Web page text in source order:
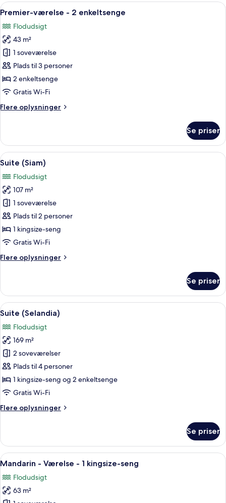
1
seng
Indlæs
alle
billeder
af
Premier-
værelse
-
2
Et rummeligt hotelværelse med en
6
Premier-værelse - 2 enkeltsenge
Flodudsigt
43 m²
1 soveværelse
Plads til 3 personer
2 enkeltsenge
Gratis Wi-Fi
Flere oplysninger
Flere
værelse
2
enkeltsenge
Se priser
Indlæs
alle
billeder
af
Suite
(Siam)
En rummelig opholdsstue med
6
Suite (Siam)
Flodudsigt
107 m²
1 soveværelse
Plads til 2 personer
1 kingsize-seng
Gratis Wi-Fi
Flere oplysninger
Flere
(Siam)
Se priser
Indlæs
alle
billeder
af
Suite
(Selandia)
En rummelig stue med et stort
11
Suite (Selandia)
Flodudsigt
169 m²
2 soveværelser
Plads til 4 personer
1 kingsize-seng og 2 enkeltsenge
Gratis Wi-Fi
Flere oplysninger
Flere
(Selandia)
Se priser
Indlæs
alle
billeder
af
Et rummeligt hotelværelse med en
5
Mandarin - Værelse - 1 kingsize-seng
Flodudsigt
63 m²